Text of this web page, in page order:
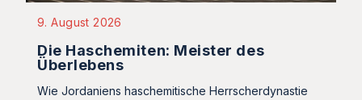
9. August 2026
Die Haschemiten: Meister des
Überlebens
Wie Jordaniens haschemitische Herrscherdynastie